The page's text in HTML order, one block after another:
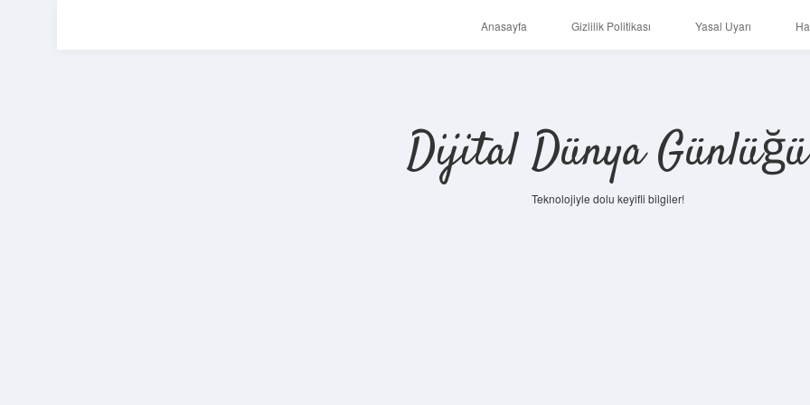
Anasayfa Gizlilik Politikası Yasal Uyarı
Dijital Dünya Günlüğü
Teknolojiyle dolu keyifli bilgiler!